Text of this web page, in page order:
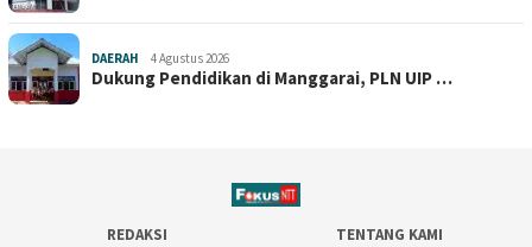
DAERAH 4 Agustus 2026
Dukung Pendidikan di Manggarai, PLN UIP …
REDAKSI
TENTANG KAMI